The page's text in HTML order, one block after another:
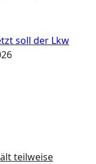
soll der Lkw
teilweise